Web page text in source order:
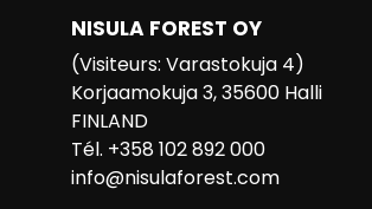
NISULA FOREST OY
(Visiteurs: Varastokuja 4)
Korjaamokuja 3, 35600 Halli
FINLAND
Tél. +358 102 892 000
info@nisulaforest.com